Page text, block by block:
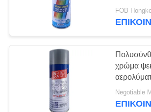
Προϊόντα
αυτοκινήτων
χρώμα
400ml γ